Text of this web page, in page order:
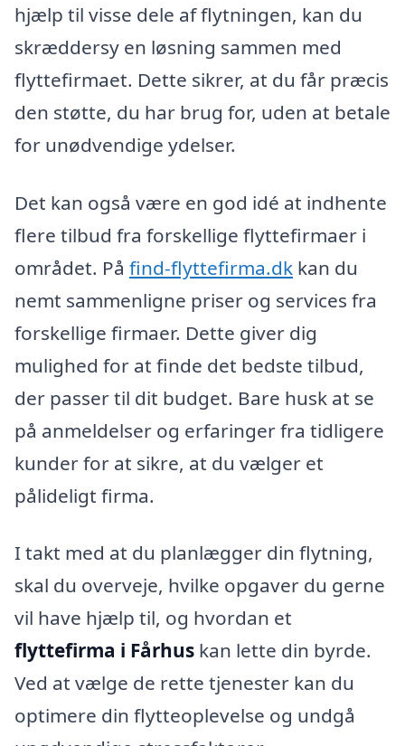
hjælp til visse dele af flytningen, kan du
skræddersy en løsning sammen med
flyttefirmaet. Dette sikrer, at du får præcis
den støtte, du har brug for, uden at betale
for unødvendige ydelser.
Det kan også være en god idé at indhente
flere tilbud fra forskellige flyttefirmaer i
området. På find-flyttefirma.dk kan du
nemt sammenligne priser og services fra
forskellige firmaer. Dette giver dig
mulighed for at finde det bedste tilbud,
der passer til dit budget. Bare husk at se
på anmeldelser og erfaringer fra tidligere
kunder for at sikre, at du vælger et
pålideligt firma.
I takt med at du planlægger din flytning,
skal du overveje, hvilke opgaver du gerne
vil have hjælp til, og hvordan et
flyttefirma i Fårhus kan lette din byrde.
Ved at vælge de rette tjenester kan du
optimere din flytteoplevelse og undgå